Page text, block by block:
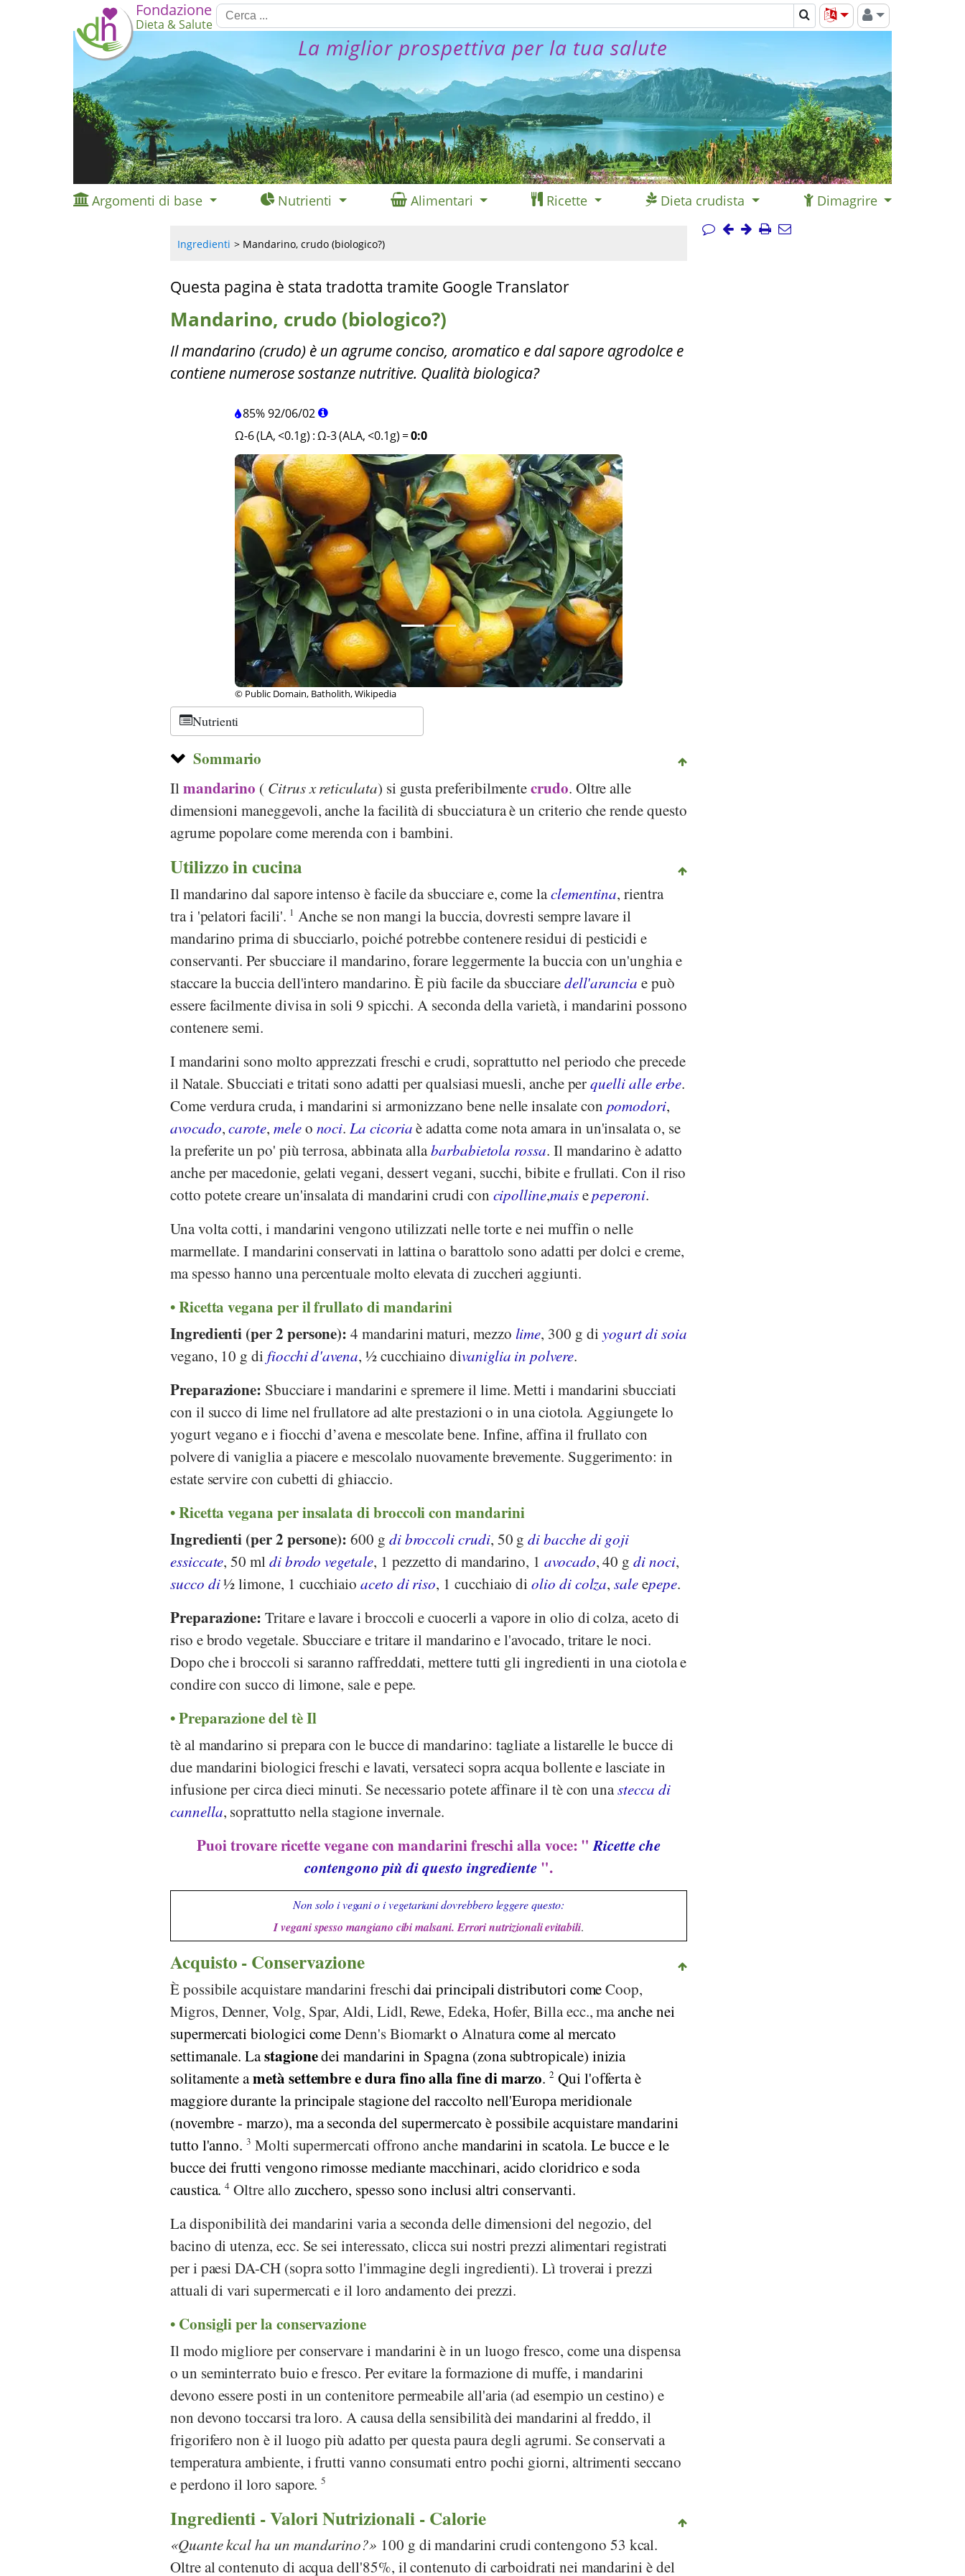
Fondazione
Dieta & Salute
La miglior prospettiva per la tua salute
Argomenti di base Nutrienti Alimentari Ricette Dieta crudista Dimagrire
Ingredienti Mandarino, crudo (biologico?)
Questa pagina è stata tradotta tramite Google Translator
Mandarino, crudo (biologico?)
Il mandarino (crudo) è un agrume conciso, aromatico e dal sapore agrodolce e
contiene numerose sostanze nutritive. Qualità biologica?
85%92/06/02
Ω-6 (LA, <0.1g) :Ω-3 (ALA, <0.1g) =0:0
© CC-by-sa 3.0, Joe Ravi, Wikimedia
Nutrienti
Sommario
Ilmandarino ( Citrus x reticulata) si gusta preferibilmentecrudo. Oltre alle
dimensioni maneggevoli, anche la facilità di sbucciatura è un criterio che rende questo
agrume popolare come merenda con i bambini.
Utilizzo in cucina
Il mandarino dal sapore intenso è facile da sbucciare e, come laclementina, rientra
tra i 'pelatori facili'. 1 Anche se non mangi la buccia, dovresti sempre lavare il
mandarino prima di sbucciarlo, poiché potrebbe contenere residui di pesticidi e
conservanti. Per sbucciare il mandarino, forare leggermente la buccia con un'unghia e
staccare la buccia dell'intero mandarino. È più facile da sbucciaredell'arancia e può
essere facilmente divisa in soli 9 spicchi. A seconda della varietà, i mandarini possono
contenere semi.
I mandarini sono molto apprezzati freschi e crudi, soprattutto nel periodo che precede
il Natale. Sbucciati e tritati sono adatti per qualsiasi muesli, anche perquelli alle erbe.
Come verdura cruda, i mandarini si armonizzano bene nelle insalate con pomodori,
avocado,carote, meleo noci. La cicoriaè adatta come nota amara in un'insalata o, se
la preferite un po' più terrosa, abbinata allabarbabietola rossa. Il mandarino è adatto
anche per macedonie, gelati vegani, dessert vegani, succhi, bibite e frullati. Con il riso
cotto potete creare un'insalata di mandarini crudi con cipolline,maisepeperoni.
Una volta cotti, i mandarini vengono utilizzati nelle torte e nei muffin o nelle
marmellate. I mandarini conservati in lattina o barattolo sono adatti per dolci e creme,
ma spesso hanno una percentuale molto elevata di zuccheri aggiunti.
Ricetta vegana per il frullato di mandarini
Ingredienti (per 2 persone): 4 mandarini maturi, mezzo lime, 300 g di yogurt di soia
vegano, 10 g di fiocchi d'avena, ½ cucchiaino divaniglia in polvere.
Preparazione: Sbucciare i mandarini e spremere il lime. Metti i mandarini sbucciati
con il succo di lime nel frullatore ad alte prestazioni o in una ciotola. Aggiungete lo
yogurt vegano e i fiocchi d’avena e mescolate bene. Infine, affina il frullato con
polvere di vaniglia a piacere e mescolalo nuovamente brevemente. Suggerimento: in
estate servire con cubetti di ghiaccio.
Ricetta vegana per insalata di broccoli con mandarini
Ingredienti (per 2 persone): 600 g di broccoli crudi, 50 gdi bacche di goji
essiccate, 50 mldi brodo vegetale, 1 pezzetto di mandarino, 1avocado, 40 gdi noci,
succo di½ limone, 1 cucchiaioaceto di riso, 1 cucchiaio diolio di colza,saleepepe.
Preparazione: Tritare e lavare i broccoli e cuocerli a vapore in olio di colza, aceto di
riso e brodo vegetale. Sbucciare e tritare il mandarino e l'avocado, tritare le noci.
Dopo che i broccoli si saranno raffreddati, mettere tutti gli ingredienti in una ciotola e
condire con succo di limone, sale e pepe.
Preparazione del tè Il
tè al mandarino si prepara con le bucce di mandarino: tagliate a listarelle le bucce di
due mandarini biologici freschi e lavati, versateci sopra acqua bollente e lasciate in
infusione per circa dieci minuti. Se necessario potete affinare il tè con unastecca di
cannella, soprattutto nella stagione invernale.
Puoi trovare ricette vegane con mandarini freschi alla voce: "Ricette che
contengono più di questo ingrediente".
Non solo i vegani o i vegetariani dovrebbero leggere questo:
I vegani spesso mangiano cibi malsani. Errori nutrizionali evitabili.
Acquisto - Conservazione
È possibile acquistare mandarini freschidai principali distributori comeCoop,
Migros, Denner, Volg, Spar,Aldi, Lidl, Rewe,Edeka, Hofer,Billaecc., maanchenei
supermercati biologici comeDenn's Biomarkto Alnaturacome al mercato
settimanale. Lastagionedei mandarini in Spagna (zona subtropicale) inizia
solitamente ametà settembre e dura fino alla fine di marzo.2 Qui l'offerta è
maggiore durante la principale stagione del raccolto nell'Europa meridionale
(novembre - marzo), ma a seconda del supermercato è possibile acquistare mandarini
tutto l'anno. 3 Molti supermercati offrono anchemandarini in scatola. Le bucce e le
bucce dei frutti vengono rimosse mediante macchinari, acido cloridrico e soda
caustica. 4 Oltre allo zucchero, spesso sono inclusi altri conservanti.
La disponibilità dei mandarini varia a seconda delle dimensioni del negozio, del
bacino di utenza, ecc. Se sei interessato, clicca sui nostri prezzi alimentari registrati
per i paesi DA-CH (sopra sotto l'immagine degli ingredienti). Lì troverai i prezzi
attuali di vari supermercati e il loro andamento dei prezzi.
Consigli per la conservazione
Il modo migliore per conservare i mandarini è in un luogo fresco, come una dispensa
o un seminterrato buio e fresco. Per evitare la formazione di muffe, i mandarini
devono essere posti in un contenitore permeabile all'aria (ad esempio un cestino) e
non devono toccarsi tra loro. A causa della sensibilità dei mandarini al freddo, il
frigorifero non è il luogo più adatto per questa paura degli agrumi. Se conservati a
temperatura ambiente, i frutti vanno consumati entro pochi giorni, altrimenti seccano
e perdono il loro sapore.5
Ingredienti - Valori Nutrizionali - Calorie
Quante kcal ha un mandarino?
100 g di mandarini crudi contengono 53 kcal.
Oltre al contenuto di acqua dell'85%, il contenuto di carboidrati nei mandarini è del